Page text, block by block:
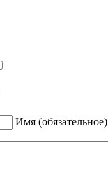
Имя (обязательное)